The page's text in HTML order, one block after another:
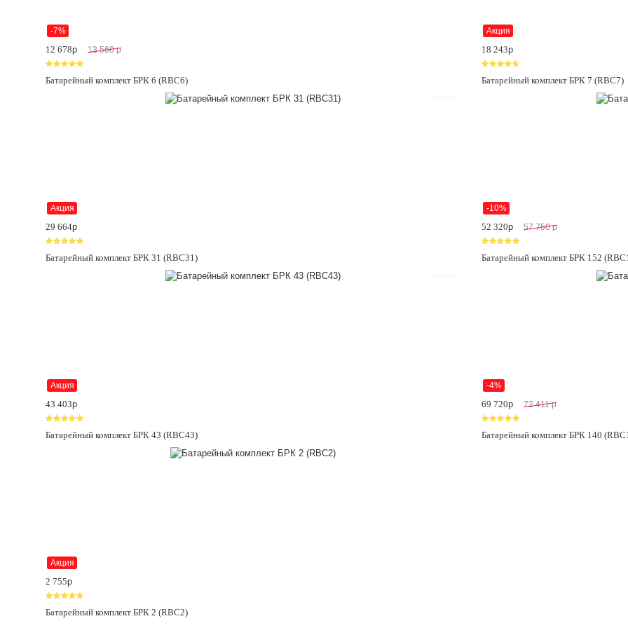
-7%
12 678p 13 560 p
Батарейный комплект БРК 6 (RBC6)
Акция
18 243p
Батарейный комплект БРК 7 (RBC7)
Акция
29 664p
Батарейный комплект БРК 31 (RBC31)
-10%
52 320p 57 750 p
Батарейный комплект БРК 152
Акция
43 403p
Батарейный комплект БРК 43 (RBC43)
-4%
69 720p 72 411 p
Батарейный комплект БРК 140
Акция
2 755p
Батарейный комплект БРК 2 (RBC2)